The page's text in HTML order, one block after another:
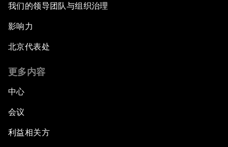
我们的领导团队与组织治理
影响力
北京代表处
更多内容
中心
会议
利益相关方